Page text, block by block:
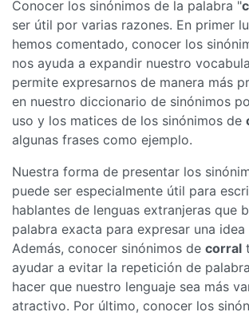
Conocer los sinónimos de la palabra "
ser útil por varias razones. En primer
hemos comentado, conocer los
nos ayuda a expandir nuestro
permite expresarnos de manera más
en nuestro diccionario de sinónimos
uso y los matices de los sinónimos de
algunas frases como ejemplo.
Nuestra forma de presentar los
puede ser especialmente útil para
hablantes de lenguas extranjeras que
palabra exacta para expresar una idea
Además, conocer sinónimos de corral
ayudar a evitar la repetición de
hacer que nuestro lenguaje sea más
atractivo. Por último, conocer los